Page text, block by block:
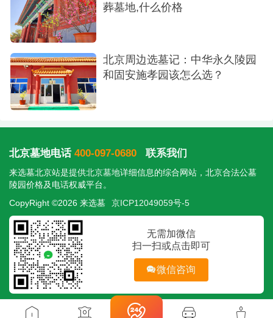
葬墓地,什么价格
北京周边选墓记：中华永久陵园
和固安施孝园该怎么选？
北京墓地电话 400-097-0680 联系我们
来选墓北京站是提供北京墓地详细信息的综合网站，北京合法公墓
陵园价格及电话权威平台。
CopyRight ©2026 来选墓
京ICP12049059号-5
无需加微信
扫一扫或点击即可
微信咨询